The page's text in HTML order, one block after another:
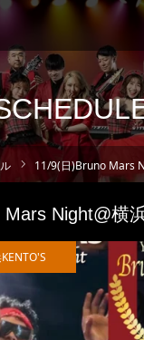
11/9(日)Bruno Mars
Night@横